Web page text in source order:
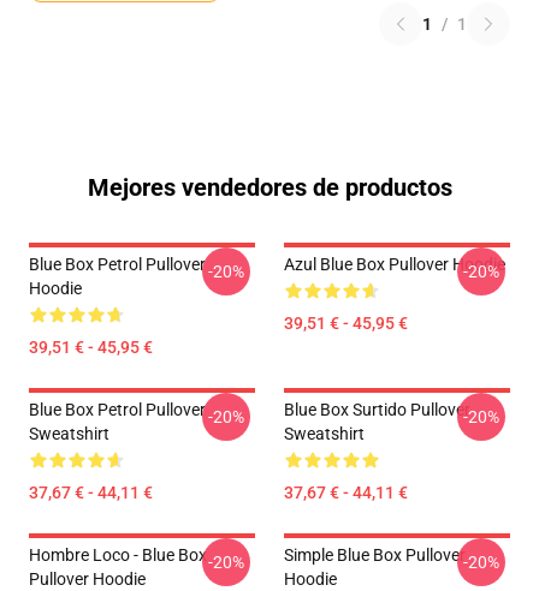
1 / 1
Mejores vendedores de productos
Blue Box Petrol Pullover
Hoodie
39,51 € - 45,95 €
-20% Azul Blue Box Pullover Hoodie
39,51 € - 45,95 €
-20%
Blue Box Petrol Pullover
Sweatshirt
37,67 € - 44,11 €
-20%
Blue Box Surtido Pullover
Sweatshirt
37,67 € - 44,11 €
-20%
Hombre Loco - Blue Box
Pullover Hoodie
-20%
Simple Blue Box Pullover
Hoodie
-20%